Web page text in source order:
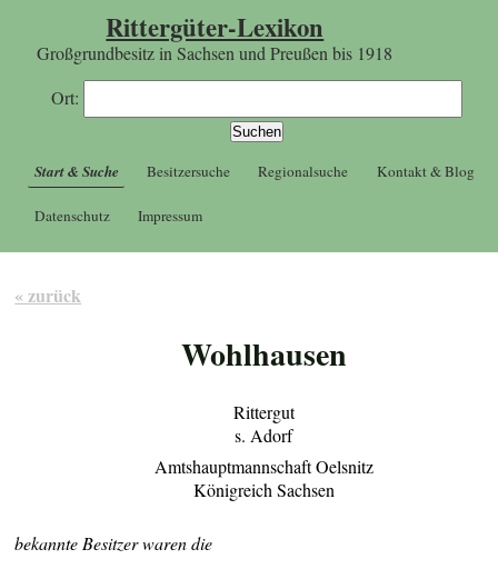
Rittergüter-Lexikon
Großgrundbesitz in Sachsen und Preußen bis 1918
Ort:
Start & Suche Besitzersuche Regionalsuche Kontakt & Blog
Datenschutz Impressum
« zurück
Wohlhausen
Rittergut
s. Adorf
Amtshauptmannschaft Oelsnitz
Königreich Sachsen
bekannte Besitzer waren die